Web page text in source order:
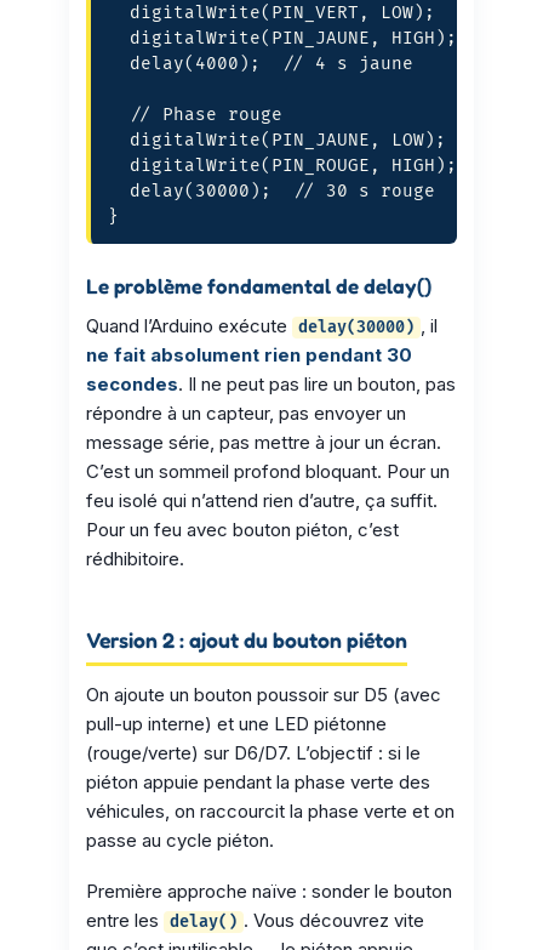
  digitalWrite(PIN_VERT, LOW);
  digitalWrite(PIN_JAUNE, HIGH);
  delay(4000);  // 4 s jaune
  // Phase rouge
  digitalWrite(PIN_JAUNE, LOW);
  digitalWrite(PIN_ROUGE, HIGH);
  delay(30000);  // 30 s rouge
}
Le problème fondamental de delay()
Quand l’Arduino exécute delay(30000) , il
ne fait absolument rien pendant 30
secondes. Il ne peut pas lire un bouton, pas
répondre à un capteur, pas envoyer un
message série, pas mettre à jour un écran.
C’est un sommeil profond bloquant. Pour un
feu isolé qui n’attend rien d’autre, ça suffit.
Pour un feu avec bouton piéton, c’est
rédhibitoire.
Version 2 : ajout du bouton piéton
On ajoute un bouton poussoir sur D5 (avec
pull-up interne) et une LED piétonne
(rouge/verte) sur D6/D7. L’objectif : si le
piéton appuie pendant la phase verte des
véhicules, on raccourcit la phase verte et on
passe au cycle piéton.
Première approche naïve : sonder le bouton
entre les
delay() . Vous découvrez vite